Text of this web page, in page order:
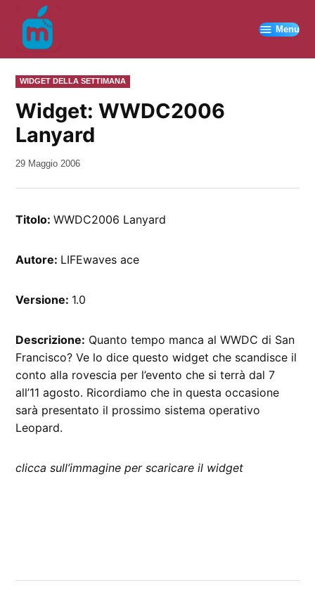
contenuto
Menu
PUBBLICATO
IN
WIDGET DELLA SETTIMANA
Widget: WWDC2006
Lanyard
da
29 Maggio 2006
Titolo:WWDC2006 Lanyard
Autore: LIFEwaves ace
Versione: 1.0
Descrizione: Quanto tempo manca al WWDC di San
Francisco? Ve lo dice questo widget che scandisce il
conto alla rovescia per l’evento che si terrà dal 7
all’11 agosto. Ricordiamo che in questa occasione
sarà presentato il prossimo sistema operativo
Leopard.
clicca sull’immagine per scaricare il widget